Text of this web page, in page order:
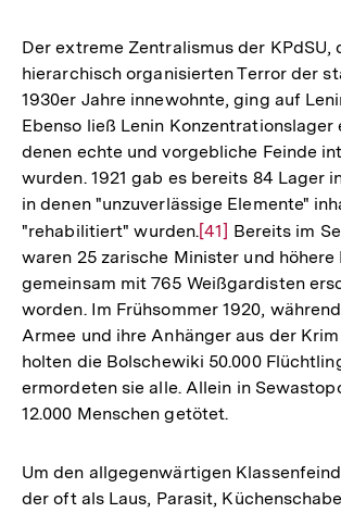
der
Fußnote
Der extreme Zentralismus der KPdSU,
hierarchisch organisierten Terror der
1930er Jahre innewohnte, ging auf
Ebenso ließ Lenin Konzentrationslager
denen echte und vorgebliche Feinde
wurden. 1921 gab es bereits 84 Lager
in denen "unzuverlässige Elemente"
"rehabilitiert" wurden.Zur
Auflösung
der
Fußnote
[41] Bereits im
waren 25 zarische Minister und höhere
gemeinsam mit 765 Weißgardisten
worden. Im Frühsommer 1920,
Armee und ihre Anhänger aus der
holten die Bolschewiki 50.000
ermordeten sie alle. Allein in
12.000 Menschen getötet.
Um den allgegenwärtigen
der oft als Laus, Parasit,